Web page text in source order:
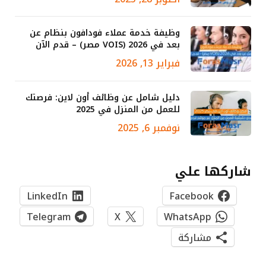
وظيفة خدمة عملاء فودافون بنظام عن
بعد في 2026 (VOIS مصر) – قدم الآن
فبراير 13, 2026
دليل شامل عن وظائف أون لاين: فرصتك
للعمل من المنزل في 2025
نوفمبر 6, 2025
شاركها علي
Facebook
LinkedIn
WhatsApp
X
Telegram
مشاركة